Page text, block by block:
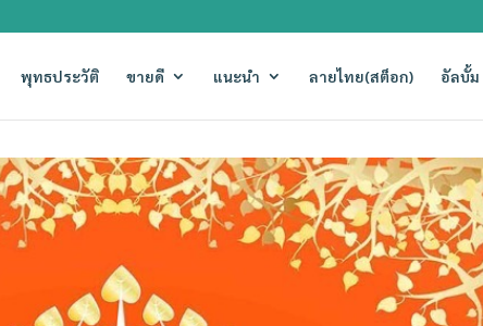
พุทธประวัติ ขายดี แนะนำ ลายไทย(สต็อก) อัลบั้ม